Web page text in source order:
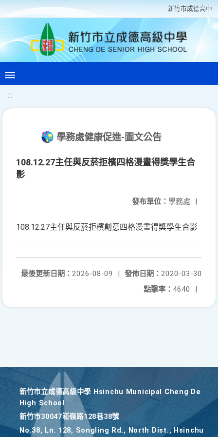
新竹巿成德高中
:::
學務處健康促進-圖文公告
108.12.27主任與反菸拒檳四格漫畫得獎學生合
影
發布單位： 學務處 |
108.12.27主任與反菸拒檳創意四格漫畫得獎學生合影
發佈日期： 2020-03-30
最後更新日期： 2026-08-09
|
點擊率： 4640 |
新竹巿立成德高級中學 Hsinchu Municipal Cheng De
High School
新竹巿30047崧嶺路128巷38號
No.38, Ln. 128, Songling Rd., North Dist., Hsinchu